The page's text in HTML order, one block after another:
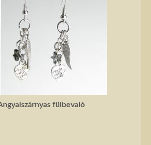
fülbevaló